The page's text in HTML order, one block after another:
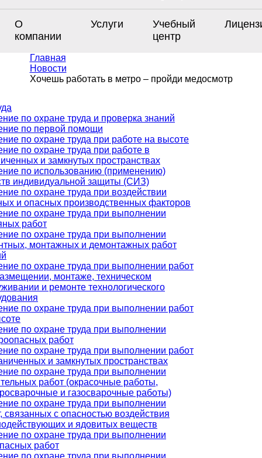
О
компании
Услуги
Учебный
центр
Главная
Новости
Хочешь работать в метро – пройди медосмотр
по охране труда и проверка знаний
по первой помощи
по охране труда при работе на высоте
по охране труда при работе в
и замкнутых пространствах
по использованию (применению)
индивидуальной защиты (СИЗ)
по охране труда при воздействии
и опасных производственных факторов
по охране труда при выполнении
работ
по охране труда при выполнении
монтажных и демонтажных работ
по охране труда при выполнении работ
монтаже, техническом
и ремонте технологического
по охране труда при выполнении работ
по охране труда при выполнении
работ
по охране труда при выполнении работ
и замкнутых пространствах
по охране труда при выполнении
работ (окрасочные работы,
и газосварочные работы)
по охране труда при выполнении
связанных с опасностью воздействия
и ядовитых веществ
по охране труда при выполнении
работ
по охране труда при выполнении